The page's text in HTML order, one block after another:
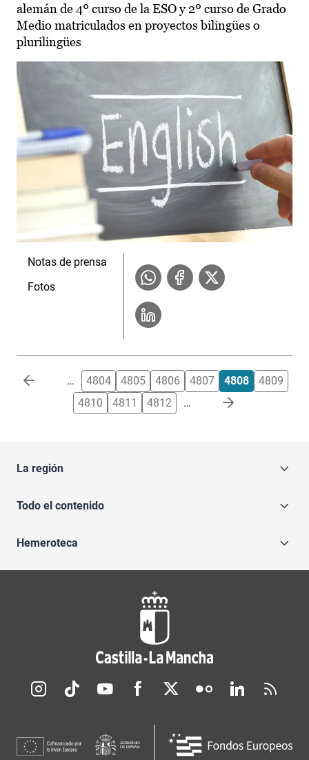
alemán de 4º curso de la ESO y 2º curso de Grado
Medio matriculados en proyectos bilingües o
plurilingües
Notas de prensa
Fotos
Paginación … 4804 4805 4806 4807 4808
4809
4810
4811 4812 …
La región
Todo el contenido
Hemeroteca
Redes sociales JCCM